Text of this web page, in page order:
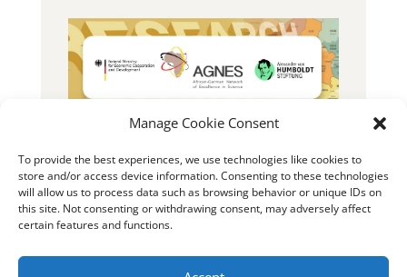
Manage Cookie Consent
To provide the best experiences, we use technologies like cookies to
store and/or access device information. Consenting to these technologies
will allow us to process data such as browsing behavior or unique IDs on
this site. Not consenting or withdrawing consent, may adversely affect
certain features and functions.
2025 Bourse AGNES pour jeunes
chercheurs
LIRE PLUS